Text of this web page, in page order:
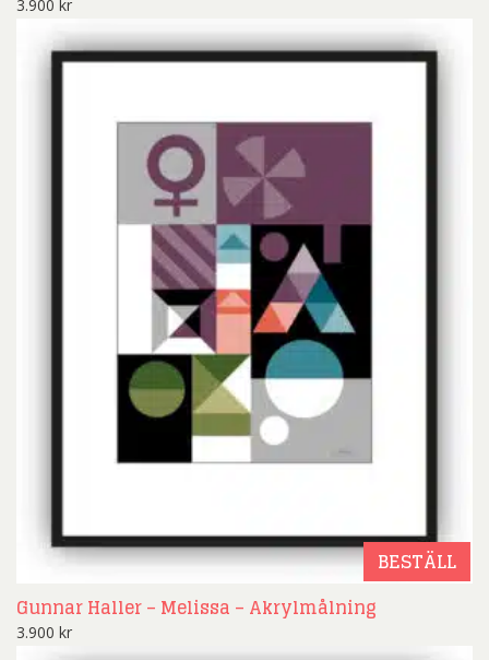
3.900 kr
BESTÄLL
Gunnar Haller – Melissa – Akrylmålning
3.900 kr